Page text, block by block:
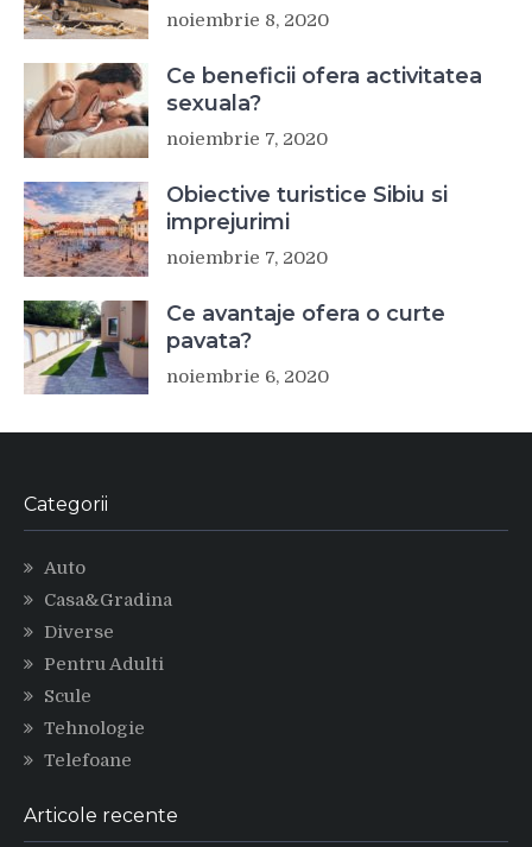
noiembrie 8, 2020
Ce beneficii ofera activitatea
sexuala?
noiembrie 7, 2020
Obiective turistice Sibiu si
imprejurimi
noiembrie 7, 2020
Ce avantaje ofera o curte
pavata?
noiembrie 6, 2020
Categorii
Auto
Casa&Gradina
Diverse
Pentru Adulti
Scule
Tehnologie
Telefoane
Articole recente